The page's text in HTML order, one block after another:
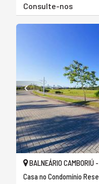
Consulte-nos
BALNEÁRIO CAMBORIÚ -
Casa no Condomínio